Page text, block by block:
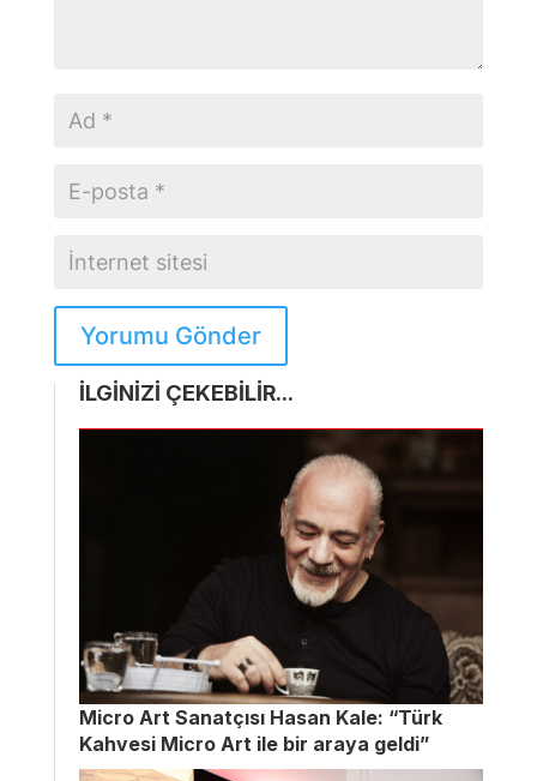
Yorumu Gönder
İLGİNİZİ ÇEKEBİLİR...
Micro Art Sanatçısı Hasan Kale: “Türk
Kahvesi Micro Art ile bir araya geldi”